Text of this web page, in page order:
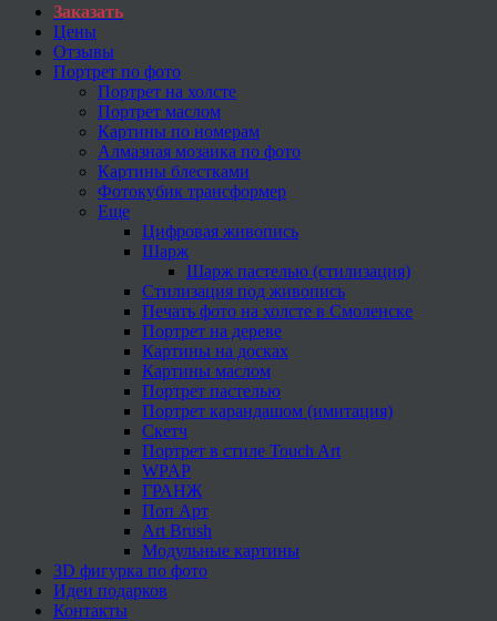
Заказать
Цены
Отзывы
Портрет по фото
Портрет на холсте
Портрет маслом
Картины по номерам
Алмазная мозаика по фото
Картины блестками
Фотокубик трансформер
Еще
Цифровая живопись
Шарж
Шарж пастелью (стилизация)
Стилизация под живопись
Печать фото на холсте в Смоленске
Портрет на дереве
Картины на досках
Картины маслом
Портрет пастелью
Портрет карандашом (имитация)
Скетч
Портрет в стиле Touch Art
WPAP
ГРАНЖ
Поп Арт
Art Brush
Модульные картины
3D фигурка по фото
Идеи подарков
Контакты